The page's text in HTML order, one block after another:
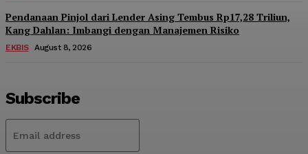
Pendanaan Pinjol dari Lender Asing Tembus Rp17,28 Triliun,
Kang Dahlan: Imbangi dengan Manajemen Risiko
EKBIS August 8, 2026
Subscribe